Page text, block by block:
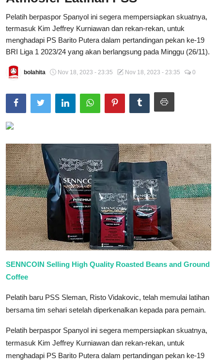
Total Sports
Contact
Pedoman Media Siber
Pelatih berpaspor Spanyol ini segera mempersiapkan skuatnya,
termasuk Kim Jeffrey Kurniawan dan rekan-rekan, untuk
menghadapi PS Barito Putera dalam pertandingan pekan ke-19
BRI Liga 1 2023/24 yang akan berlangsung pada Minggu (26/11).
bolahita Nov 18, 2023 - 23:35 Nov 18, 2023 - 23:35 0
SENNCOIN Selling High Quality Roasted Beans and Ground
Coffee
Pelatih baru PSS Sleman, Risto Vidakovic, telah memulai latihan
bersama tim sehari setelah diperkenalkan kepada para pemain.
Pelatih berpaspor Spanyol ini segera mempersiapkan skuatnya,
termasuk Kim Jeffrey Kurniawan dan rekan-rekan, untuk
menghadapi PS Barito Putera dalam pertandingan pekan ke-19